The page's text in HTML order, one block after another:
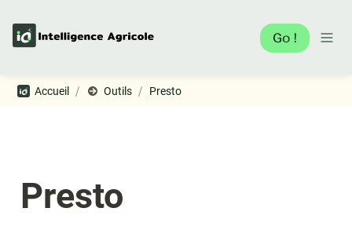
Go !
Accueil / Outils / Presto
Presto